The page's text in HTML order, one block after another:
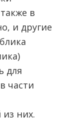
в
и другие
для
части
них.